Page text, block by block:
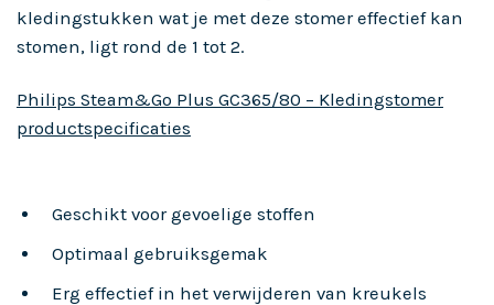
kledingstukken wat je met deze stomer effectief kan
stomen, ligt rond de 1 tot 2.
Philips Steam&Go Plus GC365/80 – Kledingstomer
productspecificaties
Geschikt voor gevoelige stoffen
Optimaal gebruiksgemak
Erg effectief in het verwijderen van kreukels